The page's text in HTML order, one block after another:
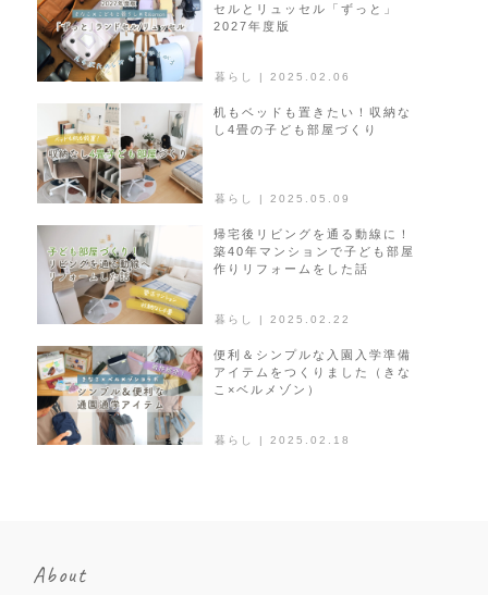
ョ
ン
暮らし | 2025.02.06
セルとリュッセル「ずっと」
2027年度版
暮らし | 2025.05.09
机もベッドも置きたい！収納な
し4畳の子ども部屋づくり
暮らし | 2025.02.22
帰宅後リビングを通る動線に！
築40年マンションで子ども部屋
作りリフォームをした話
暮らし | 2025.02.18
便利＆シンプルな入園入学準備
アイテムをつくりました（きな
こ×ベルメゾン）
About